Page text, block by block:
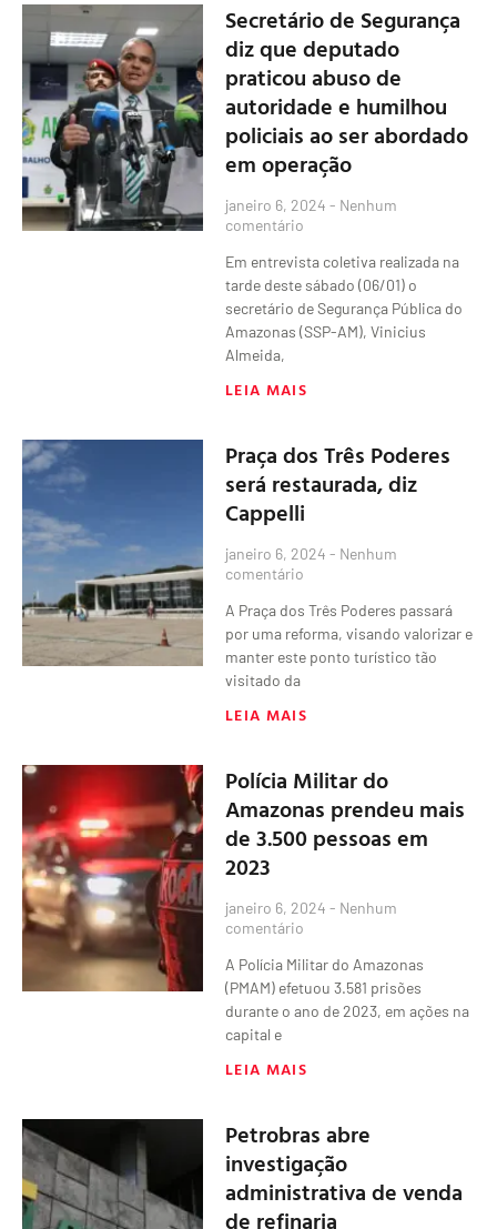
Secretário de Segurança
diz que deputado
praticou abuso de
autoridade e humilhou
policiais ao ser abordado
em operação
janeiro 6, 2024 Nenhum
comentário
Em entrevista coletiva realizada na
tarde deste sábado (06/01) o
secretário de Segurança Pública do
Amazonas (SSP-AM), Vinicius
Almeida,
LEIA MAIS
Praça dos Três Poderes
será restaurada, diz
Cappelli
janeiro 6, 2024 Nenhum
comentário
A Praça dos Três Poderes passará
por uma reforma, visando valorizar e
manter este ponto turístico tão
visitado da
LEIA MAIS
Polícia Militar do
Amazonas prendeu mais
de 3.500 pessoas em
2023
janeiro 6, 2024 Nenhum
comentário
A Polícia Militar do Amazonas
(PMAM) efetuou 3.581 prisões
durante o ano de 2023, em ações na
capital e
LEIA MAIS
Petrobras abre
investigação
administrativa de venda
de refinaria